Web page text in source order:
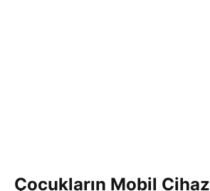
Çocukların Mobil Cihaz